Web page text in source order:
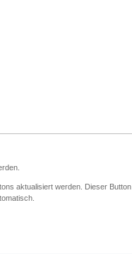
aktualisiert werden. Dieser Button